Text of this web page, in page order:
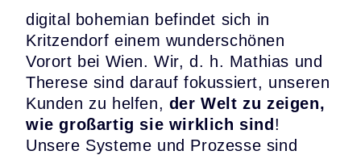
digital bohemian befindet sich in
Kritzendorf einem wunderschönen
Vorort bei Wien. Wir, d. h. Mathias und
Therese sind darauf fokussiert, unseren
Kunden zu helfen, der Welt zu zeigen,
wie großartig sie wirklich sind!
Unsere Systeme und Prozesse sind